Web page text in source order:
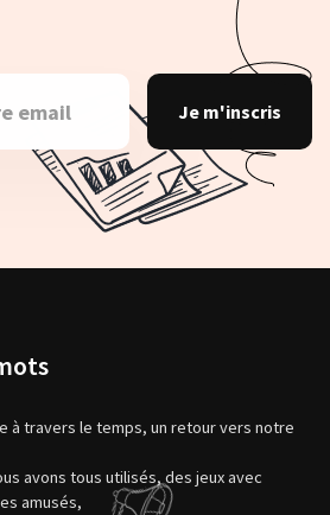
Je m'inscris
à travers le temps, un retour vers notre
avons tous utilisés, des jeux avec
amusés,